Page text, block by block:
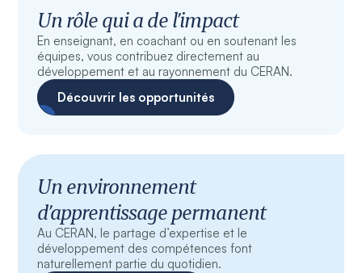
Un rôle qui a de l’impact
En enseignant, en coachant ou en soutenant les
équipes, vous contribuez directement au
développement et au rayonnement du CERAN.
Découvrir les opportunités
Un environnement
d’apprentissage permanent
Au CERAN, le partage d’expertise et le
développement des compétences font
naturellement partie du quotidien.